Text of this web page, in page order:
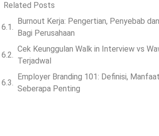
Related Posts
Burnout Kerja: Pengertian, Penyebab
Bagi Perusahaan
Cek Keunggulan Walk in Interview vs
Terjadwal
Employer Branding 101: Definisi,
Seberapa Penting